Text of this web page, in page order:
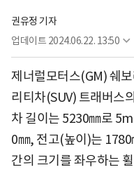
권유정 기자
업데이트 2024.06.22. 13:50
제너럴모터스(GM) 쉐
리티차(SUV) 트래버스
차 길이는 5230㎜로
0㎜, 전고(높이)는
간의 크기를 좌우하는